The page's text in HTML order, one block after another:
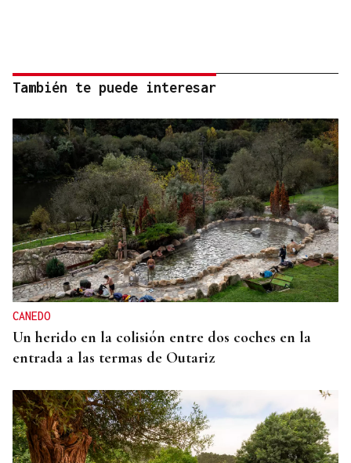
También te puede interesar
CANEDO
Un herido en la colisión entre dos coches en la
entrada a las termas de Outariz